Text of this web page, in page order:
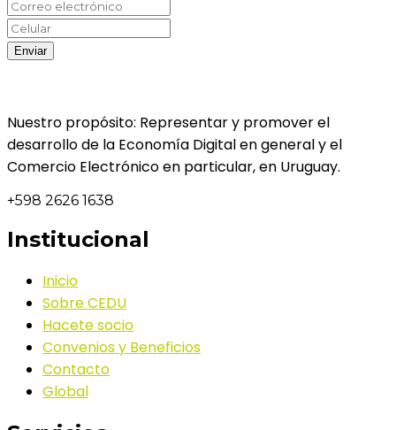
Nuestro propósito: Representar y promover el
desarrollo de la Economía Digital en general y el
Comercio Electrónico en particular, en Uruguay.
+598 2626 1638
Institucional
Inicio
Sobre CEDU
Hacete socio
Convenios y Beneficios
Contacto
Global